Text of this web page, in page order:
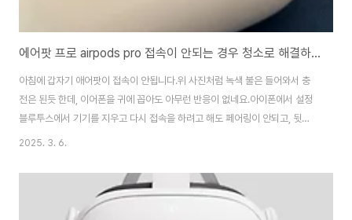
에어팟 프로 airpods pro 접속이 안되는 경우 청소로 해결하는 방법
아침에 갑자기 애어팟이 접속이 안됩니다.위 사진처럼 녹색 불은 들어와서 충
전은 된듯 한데, 이어폰을 귀에 꼽아도 아무런 반응이 없네요.아이폰에서 설정
블루투스에서 기기를 지우고 다시 접속을 하려고 해도 페어링이 안되고, 뒷면
의 버튼을 눌러도 작동이 안됩니다.한참을 만지다가 포기하고, 근처 이마트에
만, 고장이 난 경우 수리 비용이 한쪽 이어폰당 15만원정도라서 새로 구입하는
게 좋을수도 있다고...-_-;;기기를 가지고 들어가서 한 5분정도 있다가 나와서
는 다 해결이 됬다고 하네요~^^문제는 청소를 안해서 안쪽에 접속 불량으로 케
2025. 3. 6.